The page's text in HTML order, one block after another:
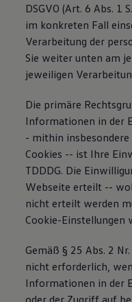
DSGVO (Art. 6 Abs. 1
im konkreten Fall
Verarbeitung der
Sie weiter unten am
jeweiligen
Die primäre
Informationen in der
- mithin
Cookies -- ist Ihre
TDDDG. Die
Webseite erteilt --
nicht erteilt werden
Cookie-Einstellungen
Gemäß § 25 Abs. 2
nicht erforderlich,
Informationen in der
oder der Zugriff auf